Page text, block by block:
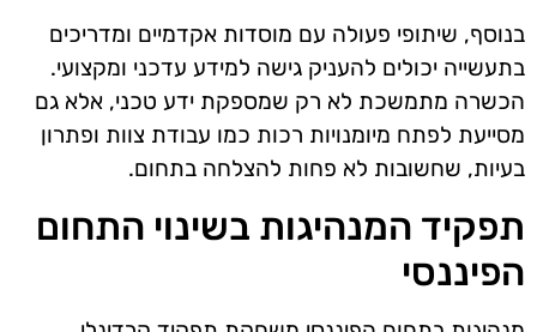
בנוסף, שיתופי פעולה עם מוסדות אקדמיים ומדריכים
בתעשייה יכולים להעניק גישה למידע עדכני ומקצועי.
הכשרה מתמשכת לא רק שמספקת ידע טכני, אלא גם
מסייעת לפתח מיומנויות רכות כמו עבודת צוות ופתרון
בעיות, שחשובות לא פחות להצלחה בתחום.
תפקיד המנהיגות בשינוי התחום
הפיננסי